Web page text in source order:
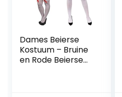
Dames Beierse
Kostuum – Bruine
en Rode Beierse